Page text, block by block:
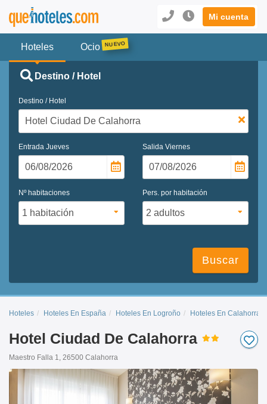
Mi cuenta
Hoteles Ocio
Destino / Hotel
Destino / Hotel
Entrada Jueves Salida Viernes
Nº habitaciones Pers. por habitación
Buscar
Hoteles Hoteles En España Hoteles En Logroño Hoteles En Calahorra
Hotel Ciudad De Calahorra
Maestro Falla 1, 26500 Calahorra